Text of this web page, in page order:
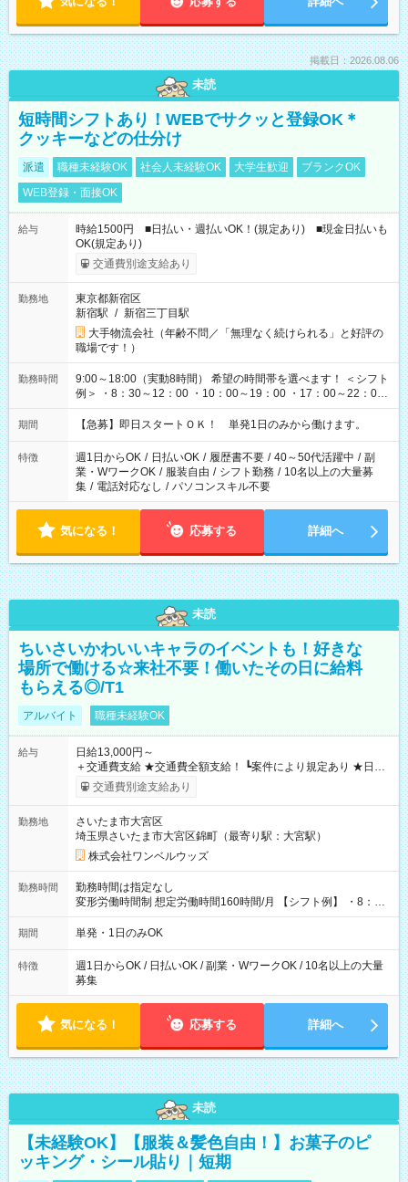
掲載日：2026.08.06
未読
短時間シフトあり！WEBでサクッと登録OK＊
クッキーなどの仕分け
派遣 職種未経験OK 社会人未経験OK 大学生歓迎
ブランクOK
WEB登録・面接OK
給与
時給1500円 ■日払い・週払いOK！(規定あり) ■現金日払いも
OK(規定あり)
交通費別途支給あり
勤務地
東京都新宿区
新宿駅 / 新宿三丁目駅
大手物流会社（年齢不問／「無理なく続けられる」と好評の
職場です！）
勤務時間
9:00～18:00（実動8時間） 希望の時間帯を選べます！ ＜シフト
例＞ ・8：30～12：00 ・10：00～19：00 ・17：00～22：00
・13：00～22：00 ・22：00～翌6：00 など
期間 【急募】即日スタートＯＫ！ 単発1日のみから働けます。
特徴 週1日からOK / 日払いOK / 履歴書不要 / 40～50代活躍中 / 副
業・WワークOK / 服装自由 / シフト勤務 / 10名以上の大量募
集 / 電話対応なし / パソコンスキル不要
気になる！ 応募する 詳細へ
未読
ちいさいかわいいキャラのイベントも！好きな
場所で働ける☆来社不要！働いたその日に給料
もらえる◎/T1
アルバイト 職種未経験OK
給与
日給13,000円～
＋交通費支給 ★交通費全額支給！ ┗案件により規定あり ★日払
いOK！（規定あり） ┗働いたその日に現金GET♪ お仕事後はコ
ンビニATMから 日払い分を引き落とせます！ 【試用期間】試
交通費別途支給あり
勤務地
さいたま市大宮区
埼玉県さいたま市大宮区錦町（最寄り駅：大宮駅）
株式会社ワンベルウッズ
勤務時間
勤務時間は指定なし
変形労働時間制 想定労働時間160時間/月 【シフト例】 ・8：00
～21：00
期間 単発・1日のみOK
特徴
週1日からOK / 日払いOK / 副業・WワークOK / 10名以上の大量
募集
気になる！ 応募する 詳細へ
未読
【未経験OK】【服装＆髪色自由！】お菓子のピ
ッキング・シール貼り｜短期